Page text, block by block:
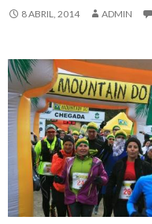
8 ABRIL, 2014 ADMIN